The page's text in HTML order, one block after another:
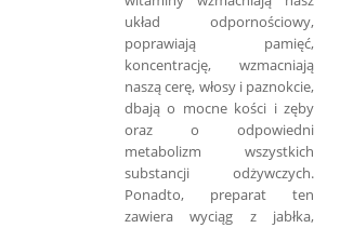
układ odpornościowy,
poprawiają pamięć,
koncentrację, wzmacniają
naszą cerę, włosy i paznokcie,
dbają o mocne kości i zęby
oraz o odpowiedni
metabolizm wszystkich
substancji odżywczych.
Ponadto, preparat ten
zawiera wyciąg z jabłka,